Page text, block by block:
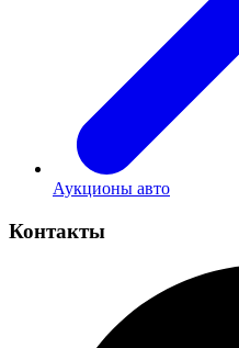
Аукционы авто
Контакты